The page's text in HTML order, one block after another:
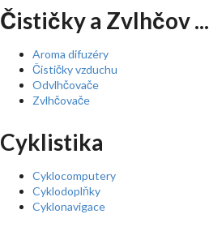
Čističky a Zvlhčov ...
Aroma difuzéry
Čističky vzduchu
Odvlhčovače
Zvlhčovače
Cyklistika
Cyklocomputery
Cyklodoplňky
Cyklonavigace